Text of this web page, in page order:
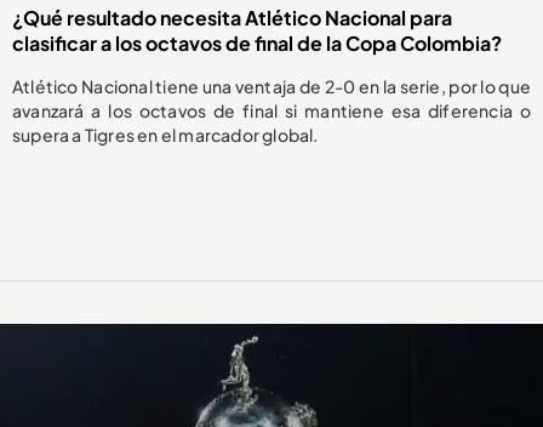
¿Qué resultado necesita Atlético Nacional para
clasificar a los octavos de final de la Copa Colombia?
Atlético Nacional tiene una ventaja de 2-0 en la serie, por lo que
avanzará a los octavos de final si mantiene esa diferencia o
supera a Tigres en el marcador global.